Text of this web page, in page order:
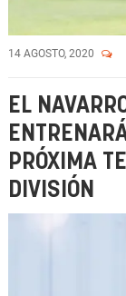
14 AGOSTO, 2020
EL
PRÓXIMA
DIVISIÓN